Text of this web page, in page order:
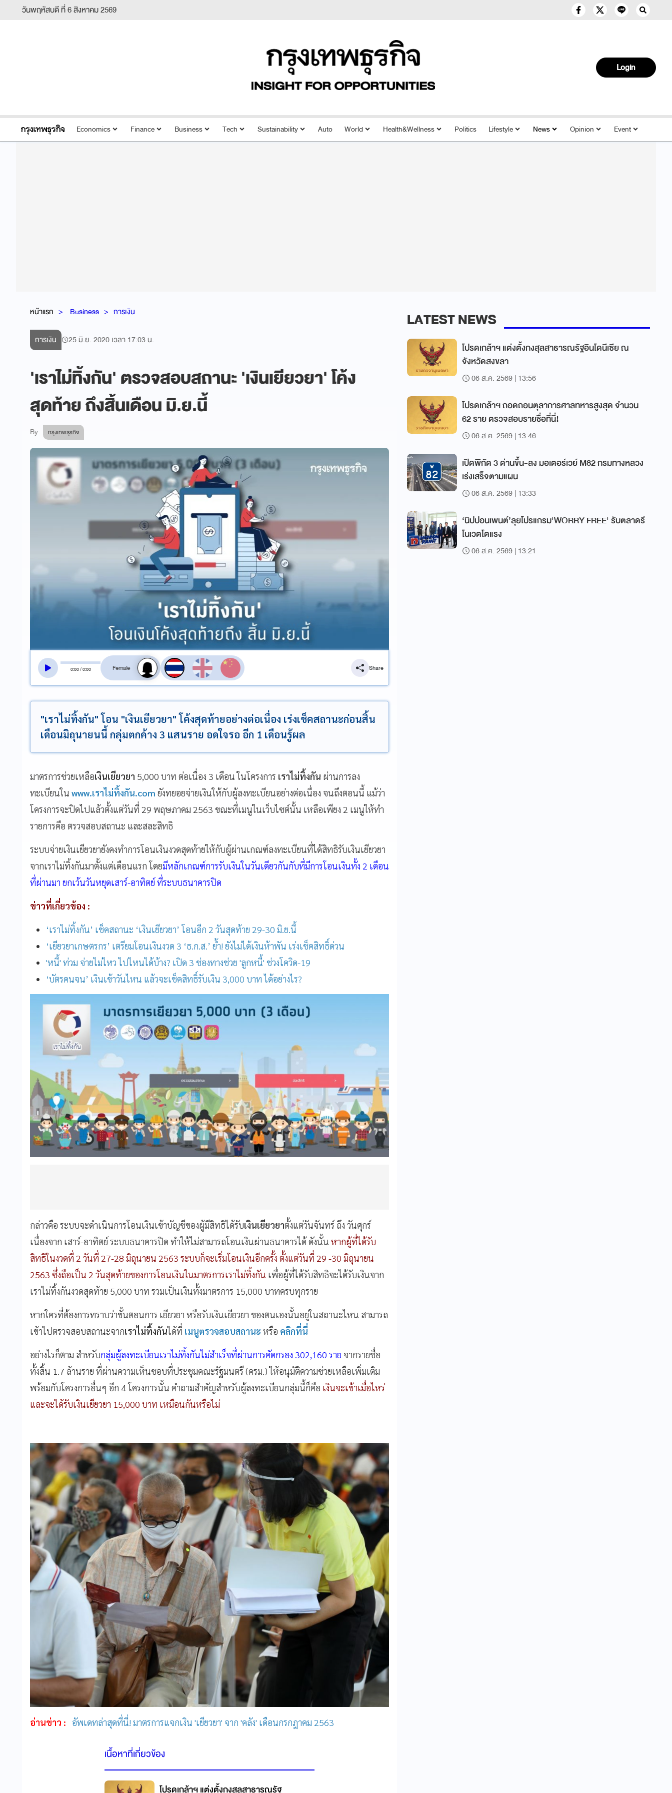
วันพฤหัสบดี ที่ 6 สิงหาคม 2569
Login
Economics Finance Business Tech Sustainability Auto World Health&Wellness Politics Lifestyle News Opinion Event
หน้าแรก Business การเงิน
การเงิน 25 มิ.ย. 2020 เวลา 17:03 น.
'เราไม่ทิ้งกัน' ตรวจสอบสถานะ 'เงินเยียวยา' โค้ง
สุดท้าย ถึงสิ้นเดือน มิ.ย.นี้
By กรุงเทพธุรกิจ
0:00/0:00
สลับเสียงอ่าน
Share
"เราไม่ทิ้งกัน" โอน "เงินเยียวยา" โค้งสุดท้ายอย่างต่อเนื่อง เร่งเช็คสถานะก่อนสิ้น
เดือนมิถุนายนนี้ กลุ่มตกค้าง 3 แสนราย อดใจรอ อีก 1 เดือนรู้ผล
มาตรการช่วยเหลือเงินเยียวยา 5,000 บาท ต่อเนื่อง 3 เดือน ในโครงการ เราไม่ทิ้งกัน ผ่านการลง
ทะเบียนใน www.เราไม่ทิ้งกัน.com ยังทยอยจ่ายเงินให้กับผู้ลงทะเบียนอย่างต่อเนื่อง จนถึงตอนนี้ แม้ว่า
โครงการจะปิดไปแล้วตั้งแต่วันที่ 29 พฤษภาคม 2563 ขณะที่เมนูในเว็บไซต์นั้น เหลือเพียง 2 เมนูให้ทำ
รายการคือ ตรวจสอบสถานะ และสละสิทธิ
ระบบจ่ายเงินเยียวยายังคงทำการโอนเงินงวดสุดท้ายให้กับผู้ผ่านเกณฑ์ลงทะเบียนที่ได้สิทธิรับเงินเยียวยา
จากเราไม่ทิ้งกันมาตั้งแต่เดือนแรก โดยมีหลักเกณฑ์การรับเงินในวันเดียวกันกับที่มีการโอนเงินทั้ง 2 เดือน
ที่ผ่านมา ยกเว้นวันหยุดเสาร์-อาทิตย์ ที่ระบบธนาคารปิด
ข่าวที่เกี่ยวข้อง :
‘เราไม่ทิ้งกัน’ เช็คสถานะ ‘เงินเยียวยา’ โอนอีก 2 วันสุดท้าย 29-30 มิ.ย.นี้
‘เยียวยาเกษตรกร’ เตรียมโอนเงินงวด 3 ‘ธ.ก.ส.’ ย้ำ! ยังไม่ได้เงินห้าพัน เร่งเช็คสิทธิ์ด่วน
'หนี้' ท่วม จ่ายไม่ไหว ไปไหนได้บ้าง? เปิด 3 ช่องทางช่วย 'ลูกหนี้' ช่วงโควิด-19
‘บัตรคนจน’ เงินเข้าวันไหน แล้วจะเช็คสิทธิ์รับเงิน 3,000 บาท ได้อย่างไร?
กล่าวคือ ระบบจะดำเนินการโอนเงินเข้าบัญชีของผู้มีสิทธิได้รับเงินเยียวยาตั้งแต่วันจันทร์ ถึง วันศุกร์
เนื่องจาก เสาร์-อาทิตย์ ระบบธนาคารปิด ทำให้ไม่สามารถโอนเงินผ่านธนาคารได้ ดังนั้น หากผู้ที่ได้รับ
สิทธิในงวดที่ 2 วันที่ 27-28 มิถุนายน 2563 ระบบก็จะเริ่มโอนเงินอีกครั้ง ตั้งแต่วันที่ 29 -30 มิถุนายน
2563 ซึ่งถือเป็น 2 วันสุดท้ายของการโอนเงินในมาตรการเราไม่ทิ้งกัน เพื่อผู้ที่ได้รับสิทธิจะได้รับเงินจาก
เราไม่ทิ้งกันงวดสุดท้าย 5,000 บาท รวมเป็นเงินทั้งมาตรการ 15,000 บาทครบทุกราย
หากใครที่ต้องการทราบว่าขั้นตอนการ เยียวยา หรือรับเงินเยียวยา ของตนเองนั้นอยู่ในสถานะไหน สามารถ
เข้าไปตรวจสอบสถานะจากเราไม่ทิ้งกันได้ที่ เมนูตรวจสอบสถานะ หรือ คลิกที่นี่
อย่างไรก็ตาม สำหรับกลุ่มผู้ลงทะเบียนเราไม่ทิ้งกันไม่สำเร็จที่ผ่านการคัดกรอง 302,160 ราย จากรายชื่อ
ทั้งสิ้น 1.7 ล้านราย ที่ผ่านความเห็นชอบที่ประชุมคณะรัฐมนตรี (ครม.) ให้อนุมัติความช่วยเหลือเพิ่มเติม
พร้อมกับโครงการอื่นๆ อีก 4 โครงการนั้น คำถามสำคัญสำหรับผู้ลงทะเบียนกลุ่มนี้ก็คือ เงินจะเข้าเมื่อไหร่
และจะได้รับเงินเยียวยา 15,000 บาท เหมือนกันหรือไม่
อ่านข่าว : อัพเดทล่าสุดที่นี่! มาตรการแจกเงิน 'เยียวยา' จาก 'คลัง' เดือนกรกฎาคม 2563
เนื้อหาที่เกี่ยวข้อง
โปรดเกล้าฯ แต่งตั้งกงสุลสาธารณรัฐ
LATEST NEWS
โปรดเกล้าฯ แต่งตั้งกงสุลสาธารณรัฐอินโดนีเซีย ณ
จังหวัดสงขลา
06 ส.ค. 2569 | 13:56
โปรดเกล้าฯ ถอดถอนตุลาการศาลทหารสูงสุด จำนวน
62 ราย ตรวจสอบรายชื่อที่นี่!
06 ส.ค. 2569 | 13:46
เปิดพิกัด 3 ด่านขึ้น-ลง มอเตอร์เวย์ M82 กรมทางหลวง
เร่งเสร็จตามแผน
06 ส.ค. 2569 | 13:33
‘นิปปอนเพนต์’ลุยโปรแกรม'WORRY FREE' รับตลาดรี
โนเวตโตแรง
06 ส.ค. 2569 | 13:21